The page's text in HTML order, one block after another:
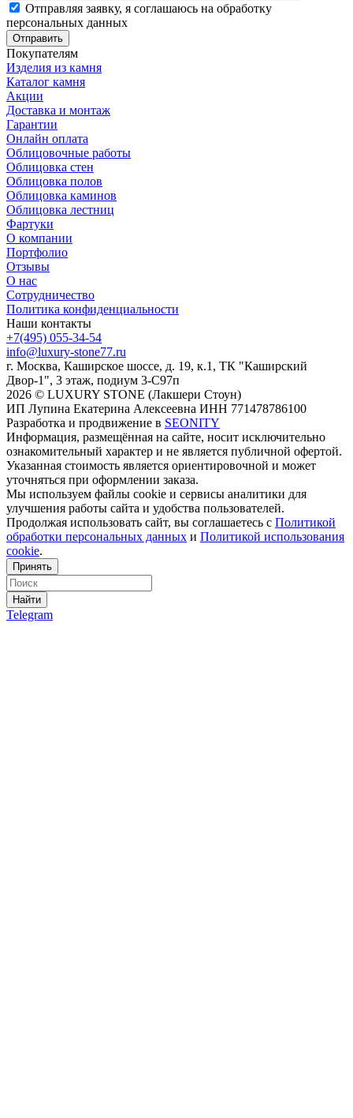
Отправляя заявку, я соглашаюсь на обработку
персональных данных
Отправить
Покупателям
Изделия из камня
Каталог камня
Акции
Доставка и монтаж
Гарантии
Онлайн оплата
Облицовочные работы
Облицовка стен
Облицовка полов
Облицовка каминов
Облицовка лестниц
Фартуки
О компании
Портфолио
Отзывы
О нас
Сотрудничество
Политика конфиденциальности
Наши контакты
+7(495) 055-34-54
info@luxury-stone77.ru
г. Москва, Каширское шоссе, д. 19, к.1, ТК "Каширский
Двор-1", 3 этаж, подиум 3-С97п
2026 © LUXURY STONE (Лакшери Стоун)
ИП Лупина Екатерина Алексеевна ИНН 771478786100
Разработка и продвижение в SEONITY
Информация, размещённая на сайте, носит исключительно
ознакомительный характер и не является публичной офертой.
Указанная стоимость является ориентировочной и может
уточняться при оформлении заказа.
Мы используем файлы cookie и сервисы аналитики для
улучшения работы сайта и удобства пользователей.
Продолжая использовать сайт, вы соглашаетесь с Политикой
обработки персональных данных и Политикой использования
cookie.
Принять
Найти
Telegram